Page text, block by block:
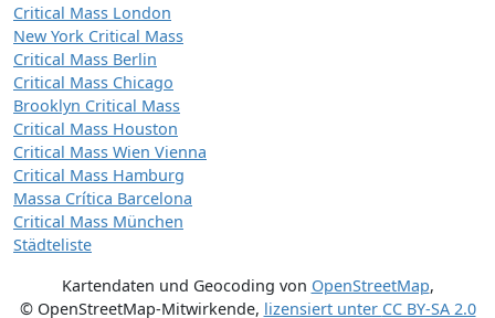
Critical Mass London
New York Critical Mass
Critical Mass Berlin
Critical Mass Chicago
Brooklyn Critical Mass
Critical Mass Houston
Critical Mass Wien Vienna
Critical Mass Hamburg
Massa Crítica Barcelona
Critical Mass München
Städteliste
Kartendaten und Geocoding von OpenStreetMap,
© OpenStreetMap-Mitwirkende, lizensiert unter CC BY-SA 2.0